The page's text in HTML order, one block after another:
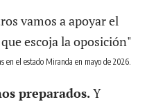
en el estado Miranda en mayo de 2026.
preparados.Y